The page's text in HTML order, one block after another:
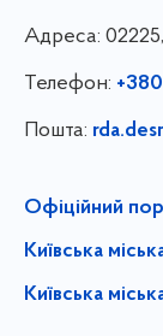
Адреса:
Телефон:
Пошта:
Офіційний
Київська
Київська